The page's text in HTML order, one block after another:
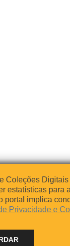
Coleções
estatísticas para
portal implica
Privacidade e